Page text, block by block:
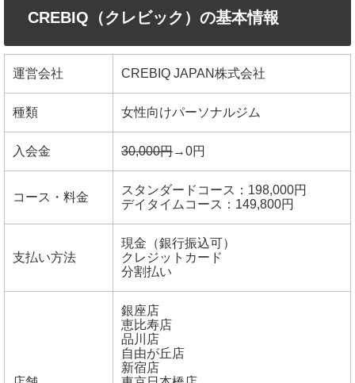
CREBIQ（クレビック）の基本情報
運営会社 CREBIQ JAPAN株式会社
種類 女性向けパーソナルジム
入会金 30,000円→0円
コース・料金
スタンダードコース：198,000円
デイタイムコース：149,800円
支払い方法
現金（銀行振込可）
クレジットカード
分割払い
銀座店
恵比寿店
品川店
自由が丘店
新宿店